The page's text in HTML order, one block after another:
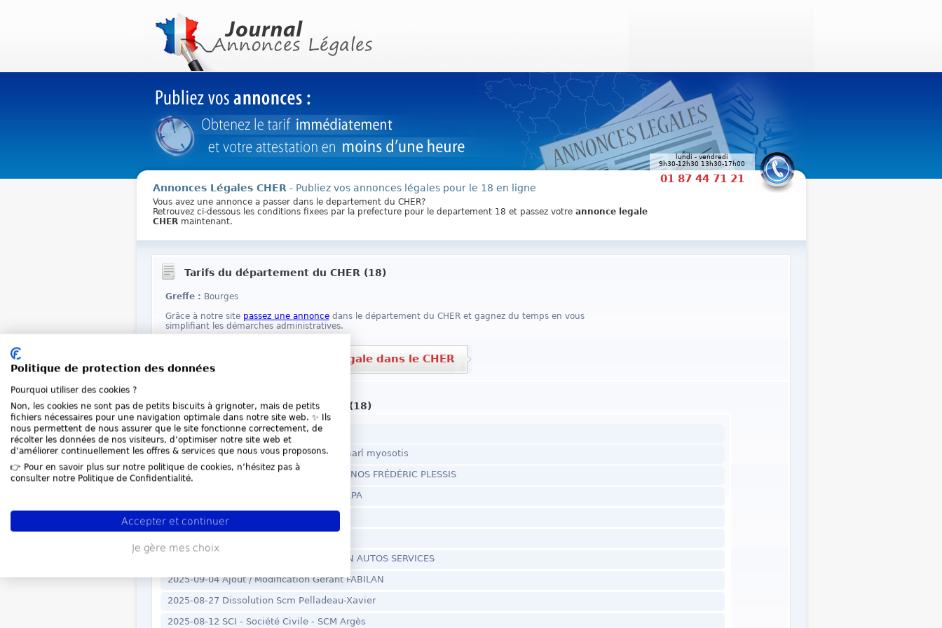
lundi - vendredi
9h30-12h30 13h30-17h00
01 87 44 71 21
Annonces Légales CHER - Publiez vos annonces légales pour le 18 en ligne
Vous avez une annonce a passer dans le departement du CHER?
Retrouvez ci-dessous les conditions fixees par la prefecture pour le departement 18 et passez votre annonce legale
CHERmaintenant.
Tarifs du département du CHER (18)
Greffe : Bourges
Grâce à notre site passez une annoncedans le département du CHER et gagnez du temps en vous
simplifiant les démarches administratives.
Je passe mon annonce légale dans le CHER
Dernières annonces du CHER (18)
2026-08-05 Dissolution LYS SAS
2026-07-29 Changement d'objet social sarl myosotis
2026-07-11 Transfert de siège social PIANOS FRÉDÉRIC PLESSIS
2026-07-07 Ajout / Modification Gérant LPA
2026-06-30 Dissolution BDF Expertise
2026-05-29 SARL - EURL - SELARL TALON AUTOS SERVICES
2025-09-04 Ajout / Modification Gérant FABILAN
2025-08-27 Dissolution Scm Pelladeau-Xavier
2025-08-12 SCI - Société Civile - SCM Argès
Politique de protection des données
Pourquoi utiliser des cookies ?
Non, les cookies ne sont pas de petits biscuits à grignoter, mais de petits
fichiers nécessaires pour une navigation optimale dans notre site web. ✨ Ils
nous permettent de nous assurer que le site fonctionne correctement, de
récolter les données de nos visiteurs, d’optimiser notre site web et
d’améliorer continuellement les offres & services que nous vous proposons.
👉 Pour en savoir plus sur notre politique de cookies, n’hésitez pas à
consulter notre Politique de Confidentialité.
Accepter et continuer
Je gère mes choix